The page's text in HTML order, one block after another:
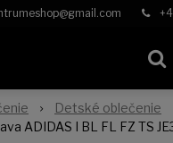
Detské oblečenie
ADIDAS I BL FL FZ TS